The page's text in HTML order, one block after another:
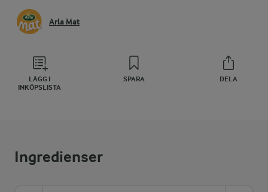
Arla Mat
LÄGG I
INKÖPSLISTA
SPARA DELA
Ingredienser